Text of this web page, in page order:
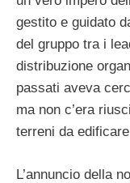
gestito e guidato
del gruppo tra i
distribuzione
passati aveva
ma non c’era
terreni da
L’annuncio della